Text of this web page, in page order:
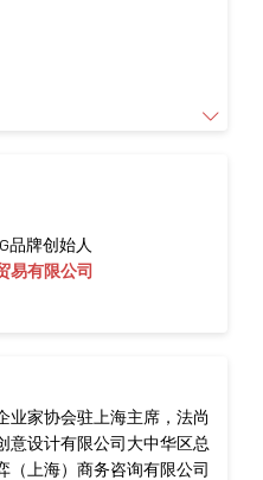
师和研究员
工作。
了在瑞士举办的第
咨询及项目执行服
的工作经验，对全球
有着深入的见解和洞
她主攻设计开发和
相应的商业策略。
建议，并针对客户特
品牌创始人
易有限公司‌
业家协会驻上海主席，法尚
意设计有限公司大中华区总
（上海）商务咨询有限公司